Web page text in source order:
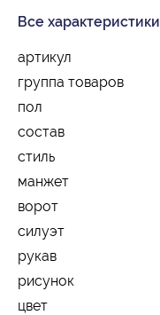
Все характеристики
артикул
группа товаров
пол
состав
стиль
манжет
ворот
силуэт
рукав
рисунок
цвет